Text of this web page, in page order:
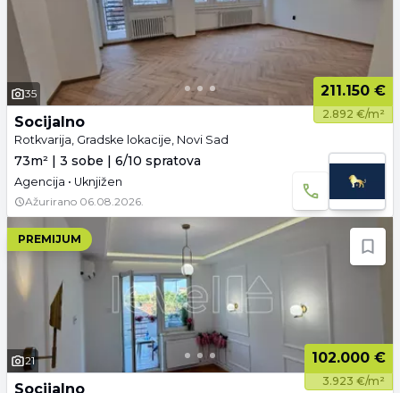
35 211.150 €
2.892 €/m²
Socijalno
Rotkvarija, Gradske lokacije, Novi Sad
73m² | 3 sobe | 6/10 spratova
Agencija • Uknjižen
Ažurirano 06.08.2026.
PREMIJUM
21 102.000 €
3.923 €/m²
Socijalno